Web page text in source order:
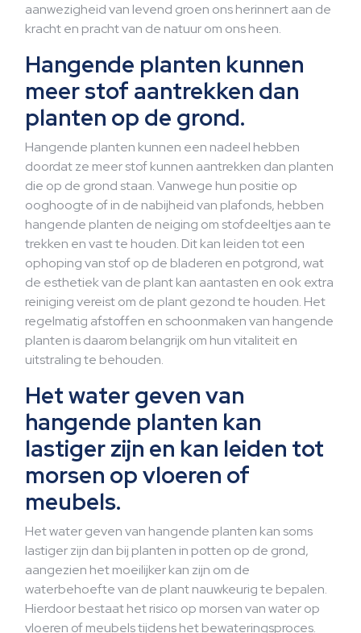
aanwezigheid van levend groen ons herinnert aan de
kracht en pracht van de natuur om ons heen.
Hangende planten kunnen
meer stof aantrekken dan
planten op de grond.
Hangende planten kunnen een nadeel hebben
doordat ze meer stof kunnen aantrekken dan planten
die op de grond staan. Vanwege hun positie op
ooghoogte of in de nabijheid van plafonds, hebben
hangende planten de neiging om stofdeeltjes aan te
trekken en vast te houden. Dit kan leiden tot een
ophoping van stof op de bladeren en potgrond, wat
de esthetiek van de plant kan aantasten en ook extra
reiniging vereist om de plant gezond te houden. Het
regelmatig afstoffen en schoonmaken van hangende
planten is daarom belangrijk om hun vitaliteit en
uitstraling te behouden.
Het water geven van
hangende planten kan
lastiger zijn en kan leiden tot
morsen op vloeren of
meubels.
Het water geven van hangende planten kan soms
lastiger zijn dan bij planten in potten op de grond,
aangezien het moeilijker kan zijn om de
waterbehoefte van de plant nauwkeurig te bepalen.
Hierdoor bestaat het risico op morsen van water op
vloeren of meubels tijdens het bewateringsproces.